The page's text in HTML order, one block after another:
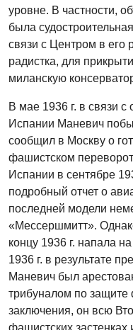
уровне. В частности,
была
связи с Центром в его
радистка, для
миланскую
В мае 1936 г. в связи с
Испании Маневич
сообщил в Москву о
фашистском
Испании в сентябре
подробный отчет о
последней модели
«Мессершмитт».
концу 1936 г. напала
1936 г. в результате
Маневич был
трибуналом по
заключения, он всю
фашистских застенках